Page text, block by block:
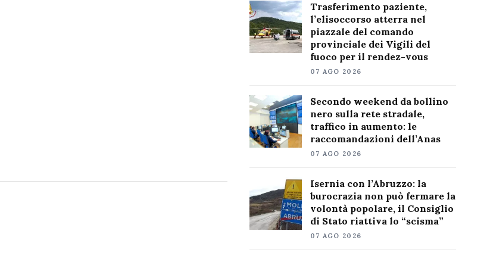
Trasferimento paziente,
l’elisoccorso atterra nel
piazzale del comando
provinciale dei Vigili del
fuoco per il rendez-vous
07 AGO 2026
Secondo weekend da bollino
nero sulla rete stradale,
traffico in aumento: le
raccomandazioni dell’Anas
07 AGO 2026
Isernia con l’Abruzzo: la
burocrazia non può fermare la
volontà popolare, il Consiglio
di Stato riattiva lo “scisma”
07 AGO 2026